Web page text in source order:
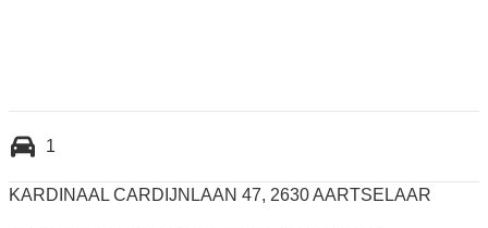
1
KARDINAAL CARDIJNLAAN 47, 2630 AARTSELAAR